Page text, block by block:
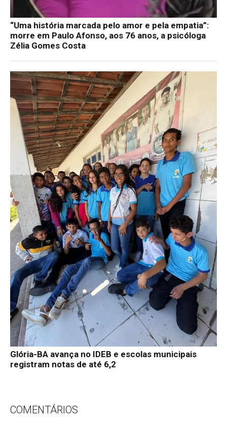
“Uma história marcada pelo amor e pela empatia”:
morre em Paulo Afonso, aos 76 anos, a psicóloga
Zélia Gomes Costa
Glória-BA avança no IDEB e escolas municipais
registram notas de até 6,2
COMENTÁRIOS